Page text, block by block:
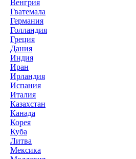
Венгрия
Гватемала
Германия
Голландия
Греция
Дания
Индия
Иран
Ирландия
Испания
Италия
Казахстан
Канада
Корея
Куба
Литва
Мексика